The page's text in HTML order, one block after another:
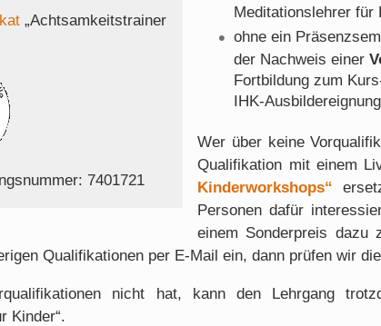
„Achtsamkeitstrainer
7401721
Meditationslehrer für
ohne ein
der Nachweis einer
Fortbildung zum
IHK-
Wer über keine
Qualifikation mit einem
Kinderworkshops“
Personen dafür
einem Sonderpreis dazu
Qualifikationen per E-Mail ein, dann prüfen wir
nicht hat, kann den Lehrgang
Kinder“.